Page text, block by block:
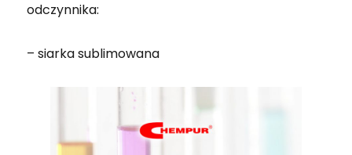
odczynnika:
– siarka sublimowana